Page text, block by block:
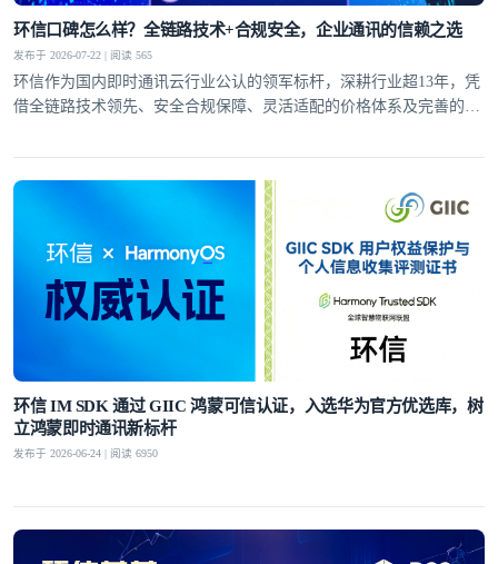
环信口碑怎么样？全链路技术+合规安全，企业通讯的信赖之选
发布于 2026-07-22 | 阅读 565
环信作为国内即时通讯云行业公认的领军标杆，深耕行业超13年，凭
借全链路技术领先、安全合规保障、灵活适配的价格体系及完善的全
环信 IM SDK 通过 GIIC 鸿蒙可信认证，入选华为官方优选库，树
立鸿蒙即时通讯新标杆
发布于 2026-06-24 | 阅读 6950